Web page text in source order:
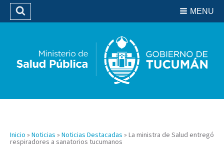
Biblioteca
MENU
Buscar
Inicio » Noticias » Noticias Destacadas » La ministra de Salud entregó
respiradores a sanatorios tucumanos